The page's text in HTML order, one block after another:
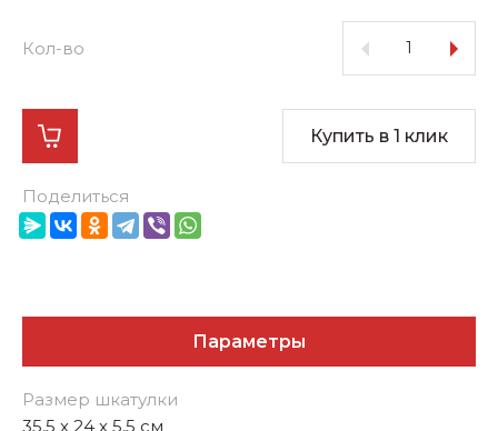
Кол-во
Купить в 1 клик
Поделиться
Параметры
Размер шкатулки
35,5 х 24 х 5,5 см